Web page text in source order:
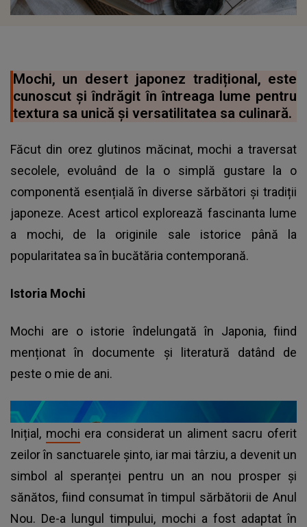
Mochi, un desert japonez tradițional, este
cunoscut și îndrăgit în întreaga lume pentru
textura sa unică și versatilitatea sa culinară.
Făcut din orez glutinos măcinat, mochi a traversat
secolele, evoluând de la o simplă gustare la o
componentă esențială în diverse sărbători și tradiții
japoneze. Acest articol explorează fascinanta lume
a mochi, de la originile sale istorice până la
popularitatea sa în bucătăria contemporană.
Istoria Mochi
Mochi are o istorie îndelungată în Japonia, fiind
menționat în documente și literatură datând de
peste o mie de ani.
Inițial, mochi era considerat un aliment sacru oferit
zeilor în sanctuarele șinto, iar mai târziu, a devenit un
simbol al speranței pentru un an nou prosper și
sănătos, fiind consumat în timpul sărbătorii de Anul
Nou. De-a lungul timpului, mochi a fost adaptat în